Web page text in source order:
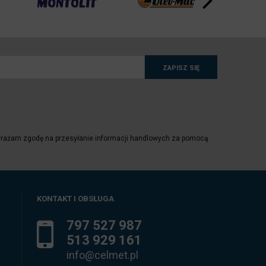
ZAPISZ SIĘ
zgodę na przesyłanie informacji handlowych za pomocą
KONTAKT I OBSŁUGA
797 527 987
513 929 161
info@celmet.pl